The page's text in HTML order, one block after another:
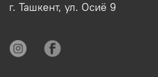
г. Ташкент, ул. Осиё 9